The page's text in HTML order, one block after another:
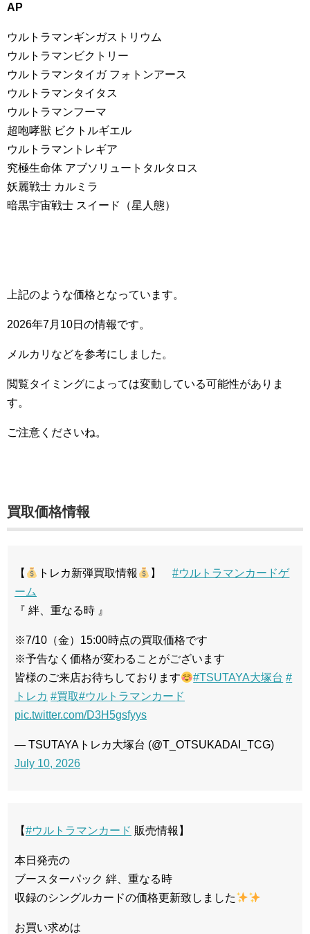
AP
ウルトラマンギンガストリウム
ウルトラマンビクトリー
ウルトラマンタイガ フォトンアース
ウルトラマンタイタス
ウルトラマンフーマ
超咆哮獣 ビクトルギエル
ウルトラマントレギア
究極生命体 アブソリュートタルタロス
妖麗戦士 カルミラ
暗黒宇宙戦士 スイード（星人態）
上記のような価格となっています。
2026年7月10日の情報です。
メルカリなどを参考にしました。
閲覧タイミングによっては変動している可能性がありま
す。
ご注意くださいね。
買取価格情報
【 トレカ新弾買取情報 】#ウルトラマンカードゲ
ーム
『 絆、重なる時 』
※7/10（金）15:00時点の買取価格です
※予告なく価格が変わることがございます
皆様のご来店お待ちしております
#TSUTAYA大塚台 #
トレカ #買取#ウルトラマンカード
pic.twitter.com/D3H5gsfyys
— TSUTAYAトレカ大塚台 (@T_OTSUKADAI_TCG)
July 10, 2026
【#ウルトラマンカード 販売情報】
本日発売の
ブースターパック 絆、重なる時
収録のシングルカードの価格更新致しました
お買い求めは